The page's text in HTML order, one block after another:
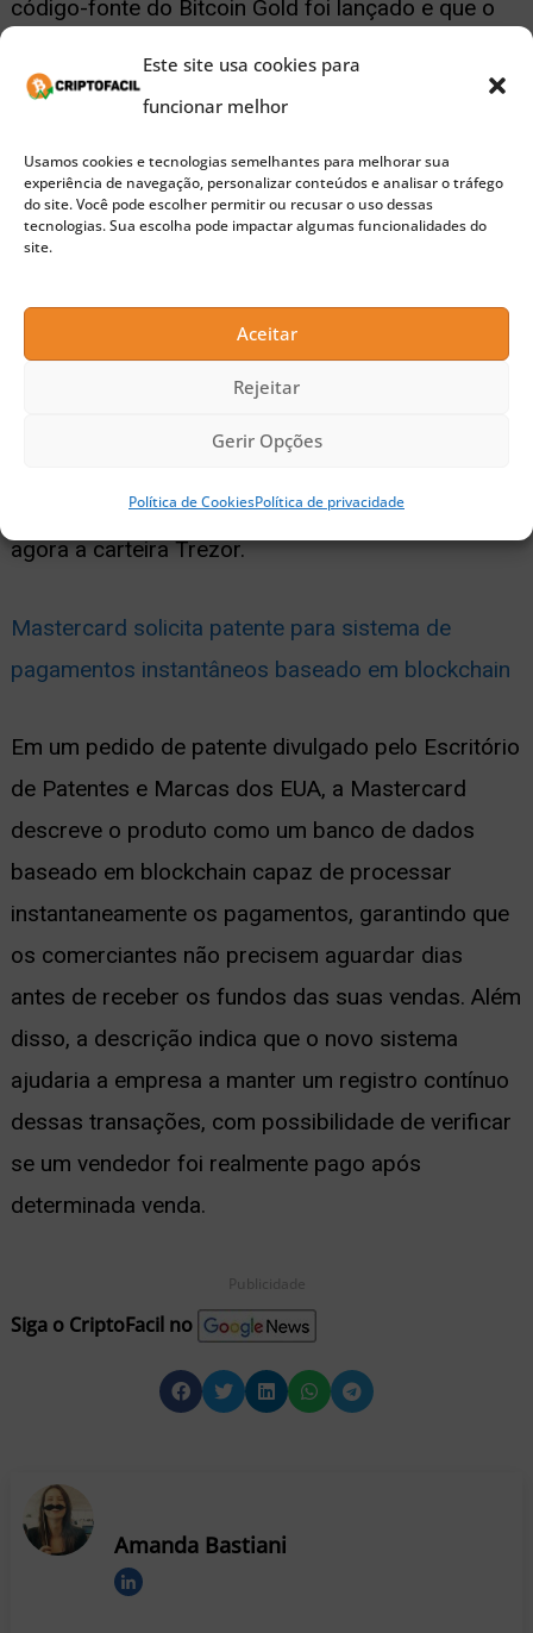
Este site usa cookies para
funcionar melhor
Usamos cookies e tecnologias semelhantes para melhorar sua
experiência de navegação, personalizar conteúdos e analisar o tráfego
do site. Você pode escolher permitir ou recusar o uso dessas
tecnologias. Sua escolha pode impactar algumas funcionalidades do
site.
Aceitar
Rejeitar
Gerir Opções
Política de CookiesPolítica de privacidade
código-fonte do Bitcoin Gold foi lançado e que o
digital nas próximas semanas. “Você poderá ter
ferramenta estiver pronta, contanto que você
tivesse Bitcoin na Trezor antes do bloco 491407”,
comentou a equipe da Trezor. Por outro lado,
indústria ao Bitcoin Gold, os principais provedores
e corretoras estão relutantes em integrar o
Bitcoin Gold em sua plataforma de negociação, e
agora a carteira Trezor.
Mastercard solicita patente para sistema de
pagamentos instantâneos baseado em blockchain
Em um pedido de patente divulgado pelo Escritório
de Patentes e Marcas dos EUA, a Mastercard
descreve o produto como um banco de dados
baseado em blockchain capaz de processar
instantaneamente os pagamentos, garantindo que
os comerciantes não precisem aguardar dias
antes de receber os fundos das suas vendas. Além
disso, a descrição indica que o novo sistema
ajudaria a empresa a manter um registro contínuo
dessas transações, com possibilidade de verificar
se um vendedor foi realmente pago após
determinada venda.
Publicidade
Siga o CriptoFacil no
Amanda Bastiani